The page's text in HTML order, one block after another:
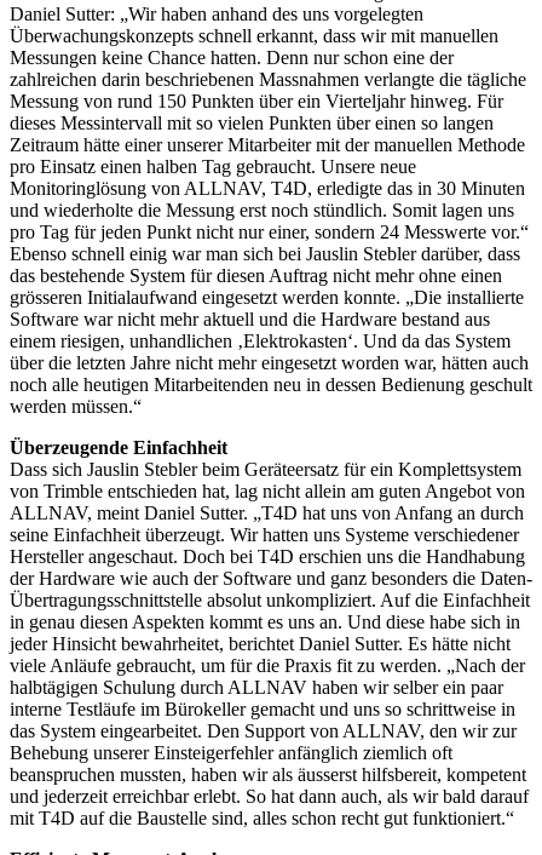
Daniel Sutter: „Wir haben anhand des uns vorgelegten
Überwachungskonzepts schnell erkannt, dass wir mit manuellen
Messungen keine Chance hatten. Denn nur schon eine der
zahlreichen darin beschriebenen Massnahmen verlangte die tägliche
Messung von rund 150 Punkten über ein Vierteljahr hinweg. Für
dieses Messintervall mit so vielen Punkten über einen so langen
Zeitraum hätte einer unserer Mitarbeiter mit der manuellen Methode
pro Einsatz einen halben Tag gebraucht. Unsere neue
Monitoringlösung von ALLNAV, T4D, erledigte das in 30 Minuten
und wiederholte die Messung erst noch stündlich. Somit lagen uns
pro Tag für jeden Punkt nicht nur einer, sondern 24 Messwerte vor.“
Ebenso schnell einig war man sich bei Jauslin Stebler darüber, dass
das bestehende System für diesen Auftrag nicht mehr ohne einen
grösseren Initialaufwand eingesetzt werden konnte. „Die installierte
Software war nicht mehr aktuell und die Hardware bestand aus
einem riesigen, unhandlichen ‚Elektrokasten‘. Und da das System
über die letzten Jahre nicht mehr eingesetzt worden war, hätten auch
noch alle heutigen Mitarbeitenden neu in dessen Bedienung geschult
werden müssen.“
Überzeugende Einfachheit
Dass sich Jauslin Stebler beim Geräteersatz für ein Komplettsystem
von Trimble entschieden hat, lag nicht allein am guten Angebot von
ALLNAV, meint Daniel Sutter. „T4D hat uns von Anfang an durch
seine Einfachheit überzeugt. Wir hatten uns Systeme verschiedener
Hersteller angeschaut. Doch bei T4D erschien uns die Handhabung
der Hardware wie auch der Software und ganz besonders die Daten-
Übertragungsschnittstelle absolut unkompliziert. Auf die Einfachheit
in genau diesen Aspekten kommt es uns an. Und diese habe sich in
jeder Hinsicht bewahrheitet, berichtet Daniel Sutter. Es hätte nicht
viele Anläufe gebraucht, um für die Praxis fit zu werden. „Nach der
halbtägigen Schulung durch ALLNAV haben wir selber ein paar
interne Testläufe im Bürokeller gemacht und uns so schrittweise in
das System eingearbeitet. Den Support von ALLNAV, den wir zur
Behebung unserer Einsteigerfehler anfänglich ziemlich oft
beanspruchen mussten, haben wir als äusserst hilfsbereit, kompetent
und jederzeit erreichbar erlebt. So hat dann auch, als wir bald darauf
mit T4D auf die Baustelle sind, alles schon recht gut funktioniert.“